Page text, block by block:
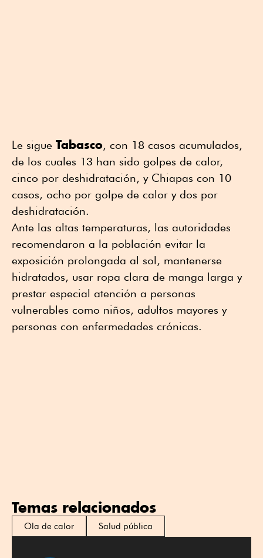
Le sigue Tabasco, con 18 casos acumulados,
de los cuales 13 han sido golpes de calor,
cinco por deshidratación, y Chiapas con 10
casos, ocho por golpe de calor y dos por
deshidratación.
Ante las altas temperaturas, las autoridades
recomendaron a la población evitar la
exposición prolongada al sol, mantenerse
hidratados, usar ropa clara de manga larga y
prestar especial atención a personas
vulnerables como niños, adultos mayores y
personas con enfermedades crónicas.
Temas relacionados
Ola de calor Salud pública